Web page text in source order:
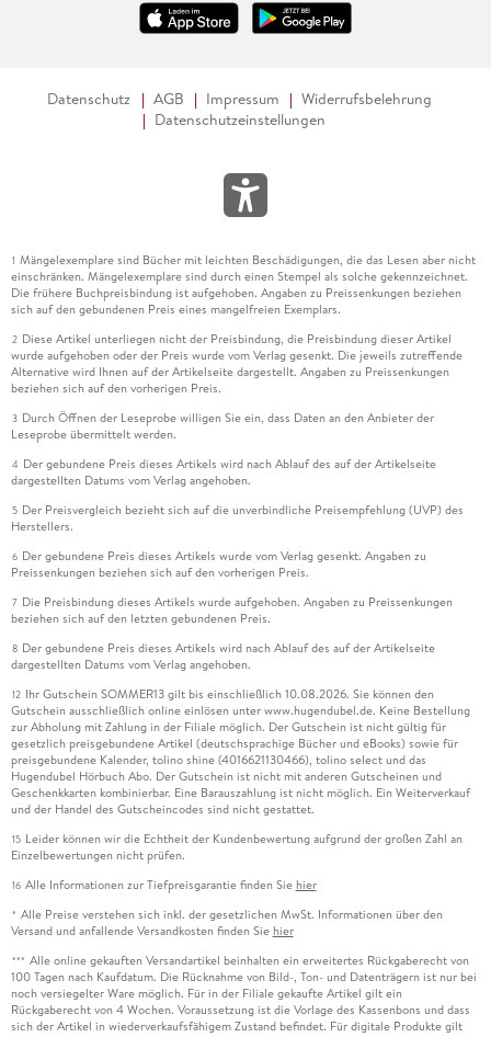
Datenschutz AGB Impressum
Widerrufsbelehrung
Datenschutzeinstellungen
1 Mängelexemplare sind Bücher mit leichten Beschädigungen, die das Lesen aber nicht
einschränken. Mängelexemplare sind durch einen Stempel als solche gekennzeichnet.
Die frühere Buchpreisbindung ist aufgehoben. Angaben zu Preissenkungen beziehen
sich auf den gebundenen Preis eines mangelfreien Exemplars.
2 Diese Artikel unterliegen nicht der Preisbindung, die Preisbindung dieser Artikel
wurde aufgehoben oder der Preis wurde vom Verlag gesenkt. Die jeweils zutreffende
Alternative wird Ihnen auf der Artikelseite dargestellt. Angaben zu Preissenkungen
beziehen sich auf den vorherigen Preis.
3 Durch Öffnen der Leseprobe willigen Sie ein, dass Daten an den Anbieter der
Leseprobe übermittelt werden.
4 Der gebundene Preis dieses Artikels wird nach Ablauf des auf der Artikelseite
dargestellten Datums vom Verlag angehoben.
5 Der Preisvergleich bezieht sich auf die unverbindliche Preisempfehlung (UVP) des
Herstellers.
6 Der gebundene Preis dieses Artikels wurde vom Verlag gesenkt. Angaben zu
Preissenkungen beziehen sich auf den vorherigen Preis.
7 Die Preisbindung dieses Artikels wurde aufgehoben. Angaben zu Preissenkungen
beziehen sich auf den letzten gebundenen Preis.
8 Der gebundene Preis dieses Artikels wird nach Ablauf des auf der Artikelseite
dargestellten Datums vom Verlag angehoben.
12 Ihr Gutschein SOMMER13 gilt bis einschließlich 10.08.2026. Sie können den
Gutschein ausschließlich online einlösen unter www.hugendubel.de. Keine Bestellung
zur Abholung mit Zahlung in der Filiale möglich. Der Gutschein ist nicht gültig für
gesetzlich preisgebundene Artikel (deutschsprachige Bücher und eBooks) sowie für
preisgebundene Kalender, tolino shine (4016621130466), tolino select und das
Hugendubel Hörbuch Abo. Der Gutschein ist nicht mit anderen Gutscheinen und
Geschenkkarten kombinierbar. Eine Barauszahlung ist nicht möglich. Ein Weiterverkauf
und der Handel des Gutscheincodes sind nicht gestattet.
15 Leider können wir die Echtheit der Kundenbewertung aufgrund der großen Zahl an
Einzelbewertungen nicht prüfen.
16 Alle Informationen zur Tiefpreisgarantie finden Sie hier
* Alle Preise verstehen sich inkl. der gesetzlichen MwSt. Informationen über den
Versand und anfallende Versandkosten finden Sie hier
*** Alle online gekauften Versandartikel beinhalten ein erweitertes Rückgaberecht von
100 Tagen nach Kaufdatum. Die Rücknahme von Bild-, Ton- und Datenträgern ist nur bei
noch versiegelter Ware möglich. Für in der Filiale gekaufte Artikel gilt ein
Rückgaberecht von 4 Wochen. Voraussetzung ist die Vorlage des Kassenbons und dass
sich der Artikel in wiederverkaufsfähigem Zustand befindet. Für digitale Produkte gilt